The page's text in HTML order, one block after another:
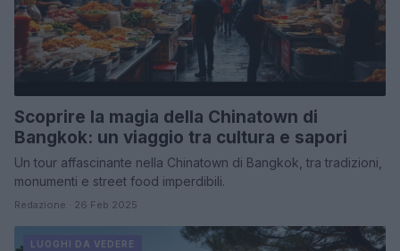
Scoprire la magia della Chinatown di
Bangkok: un viaggio tra cultura e sapori
Un tour affascinante nella Chinatown di Bangkok, tra tradizioni,
monumenti e street food imperdibili.
Redazione · 26 Feb 2025
LUOGHI DA VEDERE